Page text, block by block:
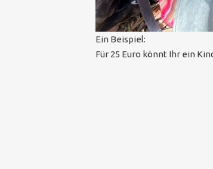
Ein Beispiel:
Für 25 Euro könnt Ihr ein